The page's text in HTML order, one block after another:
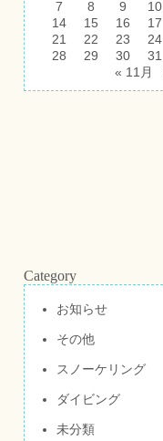
7 8 9 10
14
15 16 17
21
22 23 24
28
29 30
31
« 11月
Category
お知らせ
その他
スノーケリング
ダイビング
未分類